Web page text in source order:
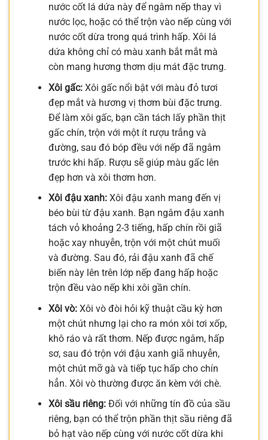
nước cốt lá dứa này để ngâm nếp thay vì
nước lọc, hoặc có thể trộn vào nếp cùng với
nước cốt dừa trong quá trình hấp. Xôi lá
dứa không chỉ có màu xanh bắt mắt mà
còn mang hương thơm dịu mát đặc trưng.
Xôi gấc:Xôi gấc nổi bật với màu đỏ tươi
đẹp mắt và hương vị thơm bùi đặc trưng.
Để làm xôi gấc, bạn cần tách lấy phần thịt
gấc chín, trộn với một ít rượu trắng và
đường, sau đó bóp đều với nếp đã ngâm
trước khi hấp. Rượu sẽ giúp màu gấc lên
đẹp hơn và xôi thơm hơn.
Xôi đậu xanh:Xôi đậu xanh mang đến vị
béo bùi từ đậu xanh. Bạn ngâm đậu xanh
tách vỏ khoảng 2-3 tiếng, hấp chín rồi giã
hoặc xay nhuyễn, trộn với một chút muối
và đường. Sau đó, rải đậu xanh đã chế
biến này lên trên lớp nếp đang hấp hoặc
trộn đều vào nếp khi xôi gần chín.
Xôi vò:Xôi vò đòi hỏi kỹ thuật cầu kỳ hơn
một chút nhưng lại cho ra món xôi tơi xốp,
khô ráo và rất thơm. Nếp được ngâm, hấp
sơ, sau đó trộn với đậu xanh giã nhuyễn,
một chút mỡ gà và tiếp tục hấp cho chín
hẳn. Xôi vò thường được ăn kèm với chè.
Xôi sầu riêng:Đối với những tín đồ của sầu
riêng, bạn có thể trộn phần thịt sầu riêng đã
bỏ hạt vào nếp cùng với nước cốt dừa khi